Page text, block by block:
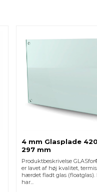
4 mm Glasplade
297 mm
Produktbeskrivelse
er lavet af høj kvalitet,
hærdet fladt glas (floatglas).
har...